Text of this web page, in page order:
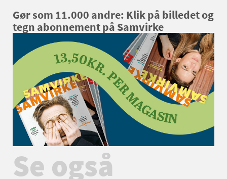
Gør som 11.000 andre: Klik på billedet og
tegn abonnement på Samvirke
Se også